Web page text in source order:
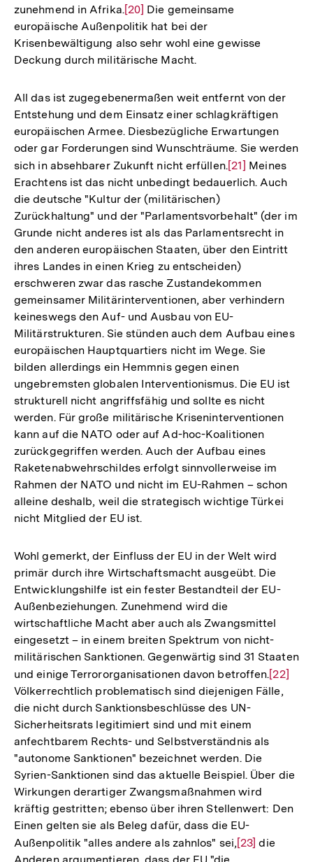
zunehmend in Afrika.Zur
Auflösung
der
Fußnote
[20] Die gemeinsame
europäische Außenpolitik hat bei der
Krisenbewältigung also sehr wohl eine gewisse
Deckung durch militärische Macht.
All das ist zugegebenermaßen weit entfernt von der
Entstehung und dem Einsatz einer schlagkräftigen
europäischen Armee. Diesbezügliche Erwartungen
oder gar Forderungen sind Wunschträume. Sie werden
sich in absehbarer Zukunft nicht erfüllen.Zur
Auflösung
Fußnote
[21] Meines
Erachtens ist das nicht unbedingt bedauerlich. Auch
die deutsche "Kultur der (militärischen)
Zurückhaltung" und der "Parlamentsvorbehalt" (der im
Grunde nicht anderes ist als das Parlamentsrecht in
den anderen europäischen Staaten, über den Eintritt
ihres Landes in einen Krieg zu entscheiden)
erschweren zwar das rasche Zustandekommen
gemeinsamer Militärinterventionen, aber verhindern
keineswegs den Auf- und Ausbau von EU-
Militärstrukturen. Sie stünden auch dem Aufbau eines
europäischen Hauptquartiers nicht im Wege. Sie
bilden allerdings ein Hemmnis gegen einen
ungebremsten globalen Interventionismus. Die EU ist
strukturell nicht angriffsfähig und sollte es nicht
werden. Für große militärische Kriseninterventionen
kann auf die NATO oder auf Ad-hoc-Koalitionen
zurückgegriffen werden. Auch der Aufbau eines
Raketenabwehrschildes erfolgt sinnvollerweise im
Rahmen der NATO und nicht im EU-Rahmen – schon
alleine deshalb, weil die strategisch wichtige Türkei
nicht Mitglied der EU ist.
Wohl gemerkt, der Einfluss der EU in der Welt wird
primär durch ihre Wirtschaftsmacht ausgeübt. Die
Entwicklungshilfe ist ein fester Bestandteil der EU-
Außenbeziehungen. Zunehmend wird die
wirtschaftliche Macht aber auch als Zwangsmittel
eingesetzt – in einem breiten Spektrum von nicht-
militärischen Sanktionen. Gegenwärtig sind 31 Staaten
und einige Terrororganisationen davon betroffen.Zur
[22]
Völkerrechtlich problematisch sind diejenigen Fälle,
die nicht durch Sanktionsbeschlüsse des UN-
Sicherheitsrats legitimiert sind und mit einem
anfechtbarem Rechts- und Selbstverständnis als
"autonome Sanktionen" bezeichnet werden. Die
Syrien-Sanktionen sind das aktuelle Beispiel. Über die
Wirkungen derartiger Zwangsmaßnahmen wird
kräftig gestritten; ebenso über ihren Stellenwert: Den
Einen gelten sie als Beleg dafür, dass die EU-
Außenpolitik "alles andere als zahnlos" sei,Zur
[23] die
Anderen argumentieren, dass der EU "die